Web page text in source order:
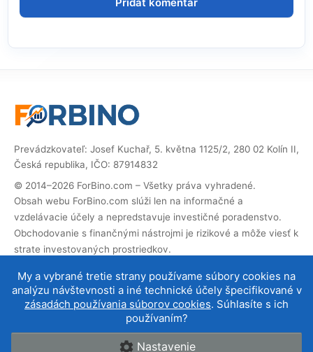
My a vybrané tretie strany používame súbory cookies na
analýzu návštevnosti a iné technické účely špecifikované v
zásadách používania súborov cookies. Súhlasíte s ich
používaním?
Nastavenie
Prevádzkovateľ: Josef Kuchař, 5. května 1125/2, 280 02 Kolín II,
Česká republika, IČO: 87914832
© 2014–2026 ForBino.com – Všetky práva vyhradené.
Obsah webu ForBino.com slúži len na informačné a
vzdelávacie účely a nepredstavuje investičné poradenstvo.
Obchodovanie s finančnými nástrojmi je rizikové a môže viesť k
strate investovaných prostriedkov.
vykonáte registráciu, dostaneme províziu, vďaka ktorej
môžeme web prevádzkovať a ďalej rozvíjať. Na cenu služby pre
vás to nemá vplyv a affiliate spolupráce neovplyvňujú naše